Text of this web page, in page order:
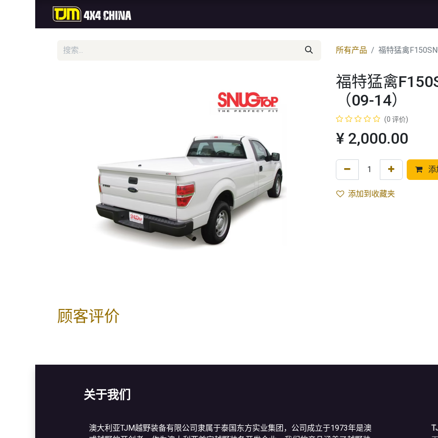
所有产品 福特猛禽
福特猛禽
（09-14）
(0 评价)
¥ 2,000.00
添
添加到收藏夹
顾客评价
关于我们
澳大利亚TJM越野装备有限公司隶属于泰国东方实业集团，公司成立于1973年是澳